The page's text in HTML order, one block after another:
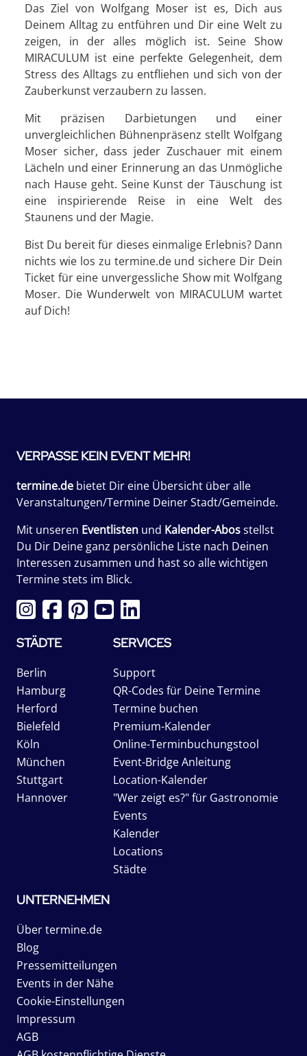
Das Ziel von Wolfgang Moser ist es, Dich aus
Deinem Alltag zu entführen und Dir eine Welt zu
zeigen, in der alles möglich ist. Seine Show
MIRACULUM ist eine perfekte Gelegenheit, dem
Stress des Alltags zu entfliehen und sich von der
Zauberkunst verzaubern zu lassen.
Mit präzisen Darbietungen und einer
unvergleichlichen Bühnenpräsenz stellt Wolfgang
Moser sicher, dass jeder Zuschauer mit einem
Lächeln und einer Erinnerung an das Unmögliche
nach Hause geht. Seine Kunst der Täuschung ist
eine inspirierende Reise in eine Welt des
Staunens und der Magie.
Bist Du bereit für dieses einmalige Erlebnis? Dann
nichts wie los zu termine.de und sichere Dir Dein
Ticket für eine unvergessliche Show mit Wolfgang
Moser. Die Wunderwelt von MIRACULUM wartet
auf Dich!
VERPASSE KEIN EVENT MEHR!
termine.de bietet Dir eine Übersicht über alle
Veranstaltungen/Termine Deiner Stadt/Gemeinde.
Mit unseren Eventlisten und Kalender-Abosstellst
Du Dir Deine ganz persönliche Liste nach Deinen
Interessen zusammen und hast so alle wichtigen
Termine stets im Blick.
STÄDTE
Berlin
Hamburg
Herford
Bielefeld
Köln
München
Stuttgart
Hannover
SERVICES
Support
QR-Codes für Deine Termine
Termine buchen
Premium-Kalender
Online-Terminbuchungstool
Event-Bridge Anleitung
Location-Kalender
"Wer zeigt es?" für Gastronomie
Events
Kalender
Locations
Städte
UNTERNEHMEN
Über termine.de
Blog
Pressemitteilungen
Events in der Nähe
Cookie-Einstellungen
Impressum
AGB